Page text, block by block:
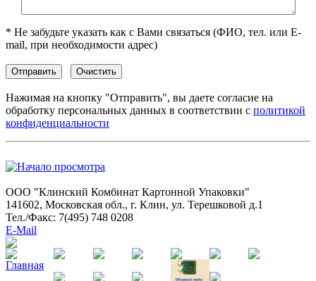
* Не забудьте указать как с Вами связаться (ФИО, тел. или E-
mail, при необходимости адрес)
Нажимая на кнопку "Отправить", вы даете согласие на
обработку персональных данных в соответствии с политикой
конфиденциальности
ООО "Клинский Комбинат Картонной Упаковки"
141602, Московская обл., г. Клин, ул. Терешковой д.1
Тел./Факс: 7(495) 748 0208
E-Mail